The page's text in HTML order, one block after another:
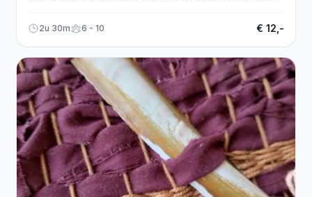
2u 30m 6 - 10 € 12,-